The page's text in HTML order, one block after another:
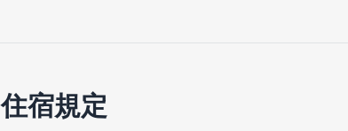
住宿規定